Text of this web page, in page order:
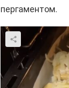
пергаментом.